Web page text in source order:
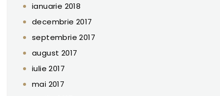
ianuarie 2018
decembrie 2017
septembrie 2017
august 2017
iulie 2017
mai 2017